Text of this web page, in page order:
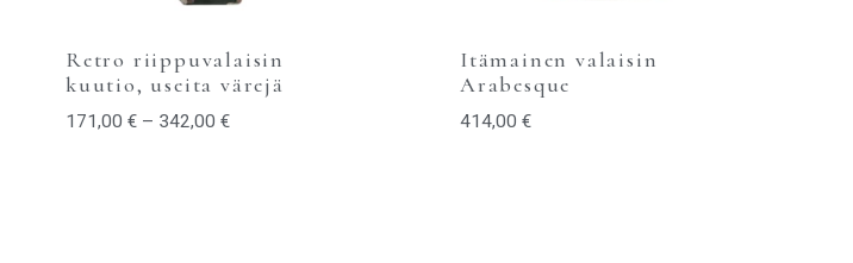
Retro riippuvalaisin
kuutio, useita värejä
171,00 € – 342,00 €
Itämainen valaisin
Arabesque
414,00 €